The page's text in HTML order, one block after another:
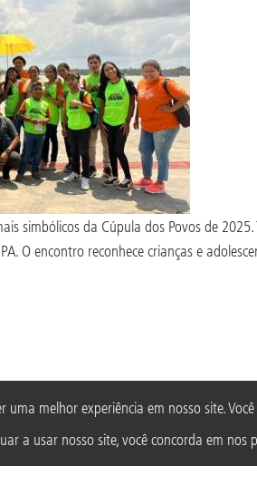
uma melhor experiência em nosso site.
a usar nosso site, você concorda em
simbólicos da Cúpula dos Povos de
O encontro reconhece crianças e